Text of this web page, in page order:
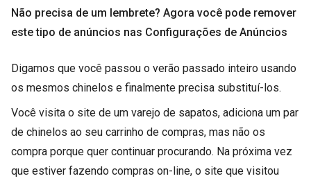
Não precisa de um lembrete? Agora você pode remover
este tipo de anúncios nas Configurações de Anúncios
Digamos que você passou o verão passado inteiro usando
os mesmos chinelos e finalmente precisa substituí-los.
Você visita o site de um varejo de sapatos, adiciona um par
de chinelos ao seu carrinho de compras, mas não os
compra porque quer continuar procurando. Na próxima vez
que estiver fazendo compras on-line, o site que visitou